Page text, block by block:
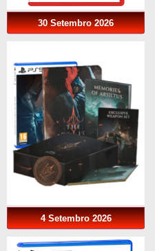
30 Setembro 2026
4 Setembro 2026